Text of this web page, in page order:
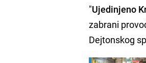
"Ujedinjeno
zabrani
Dejtonskog